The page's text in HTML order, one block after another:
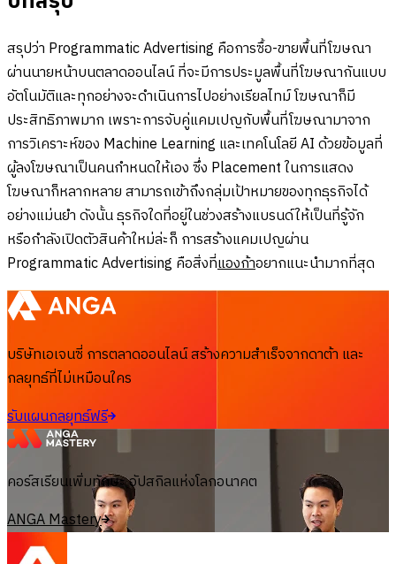
สรุปว่า Programmatic Advertising คือการซื้อ-ขายพื้นที่โฆษณา
ผ่านนายหน้าบนตลาดออนไลน์ ที่จะมีการประมูลพื้นที่โฆษณากันแบบ
อัตโนมัติและทุกอย่างจะดำเนินการไปอย่างเรียลไทม์ โฆษณาก็มี
ประสิทธิภาพมาก เพราะการจับคู่แคมเปญกับพื้นที่โฆษณามาจาก
การวิเคราะห์ของ Machine Learning และเทคโนโลยี AI ด้วยข้อมูลที่
ผู้ลงโฆษณาเป็นคนกำหนดให้เอง ซึ่ง Placement ในการแสดง
โฆษณาก็หลากหลาย สามารถเข้าถึงกลุ่มเป้าหมายของทุกธุรกิจได้
อย่างแม่นยำ ดังนั้น ธุรกิจใดที่อยู่ในช่วงสร้างแบรนด์ให้เป็นที่รู้จัก
หรือกำลังเปิดตัวสินค้าใหม่ล่ะก็ การสร้างแคมเปญผ่าน
Programmatic Advertising คือสิ่งที่แองก้าอยากแนะนำมากที่สุด
บริษัทเอเจนซี่ การตลาดออนไลน์ สร้างความสำเร็จจากดาต้า และ
กลยุทธ์ที่ไม่เหมือนใคร
รับแผนกลยุทธ์ฟรี
คอร์สเรียนเพิ่มทักษะ อัปสกิลแห่งโลกอนาคต
ANGA Mastery